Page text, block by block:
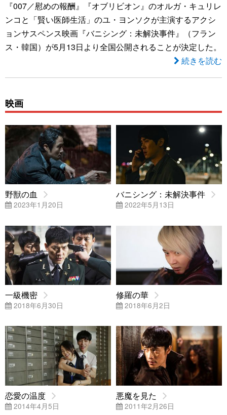
『007／慰めの報酬』『オブリビオン』のオルガ・キュリレ
ンコと「賢い医師生活」のユ・ヨンソクが主演するアクシ
ョンサスペンス映画『バニシング：未解決事件』（フラン
ス・韓国）が5月13日より全国公開されることが決定した。
続きを読む
映画
野獣の血
2023年1月20日
バニシング：未解決事件
2022年5月13日
一級機密
2018年6月30日
修羅の華
2018年6月2日
恋愛の温度
2014年4月5日
悪魔を見た
2011年2月26日